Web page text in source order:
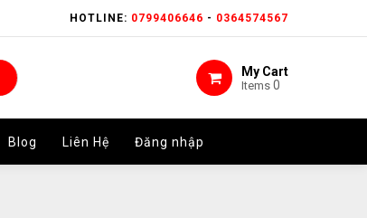
HOTLINE: 0799406646 - 0364574567
My Cart
Items 0
Blog Liên Hệ Đăng nhập
HOTLINE: 0799406646 - 0364574567
My Cart
Items 0
Blog Liên Hệ Đăng nhập